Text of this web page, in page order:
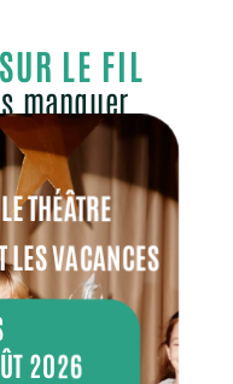
LE FIL
manquer
THÉÂTRE
LES VACANCES
2026